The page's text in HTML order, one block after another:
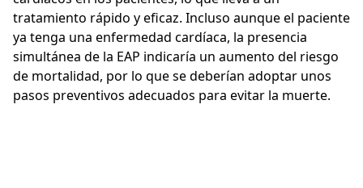
tratamiento rápido y eficaz. Incluso aunque el paciente
ya tenga una enfermedad cardíaca, la presencia
simultánea de la EAP indicaría un aumento del riesgo
de mortalidad, por lo que se deberían adoptar unos
pasos preventivos adecuados para evitar la muerte.